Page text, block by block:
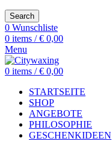
Search
0 Wunschliste
0 items / € 0,00
Menu
0 items / € 0,00
STARTSEITE
SHOP
ANGEBOTE
PHILOSOPHIE
GESCHENKIDEEN